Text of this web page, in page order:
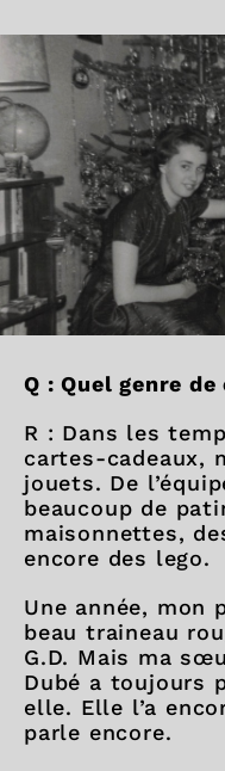
Q : Quel genre
R : Dans les
cartes-cadeaux,
jouets. De
beaucoup de
maisonnettes,
encore des lego.
Une année, mon
beau traineau
G.D. Mais ma
Dubé a toujours
elle. Elle l’a
parle encore.